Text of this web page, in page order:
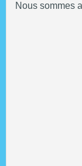
Nous sommes